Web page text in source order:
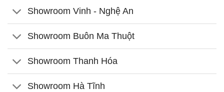
Showroom Vinh - Nghệ An
Showroom Buôn Ma Thuột
Showroom Thanh Hóa
Showroom Hà Tĩnh